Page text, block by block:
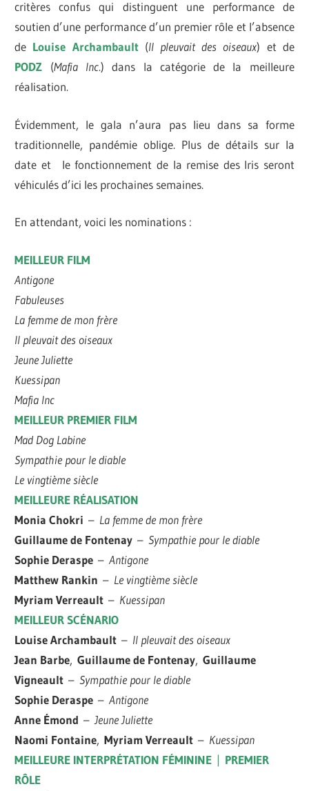
critères confus qui distinguent une performance de
soutien d’une performance d’un premier rôle et l’absence
de Louise Archambault(Il pleuvait des oiseaux) et de
PODZ (Mafia Inc.) dans la catégorie de la meilleure
réalisation.
Évidemment, le gala n’aura pas lieu dans sa forme
traditionnelle, pandémie oblige. Plus de détails sur la
date et le fonctionnement de la remise des Iris seront
véhiculés d’ici les prochaines semaines.
En attendant, voici les nominations :
MEILLEUR FILM
Antigone
Fabuleuses
La femme de mon frère
Il pleuvait des oiseaux
Jeune Juliette
Kuessipan
Mafia Inc
MEILLEUR PREMIER FILM
Mad Dog Labine
Sympathie pour le diable
Le vingtième siècle
MEILLEURE RÉALISATION
Monia Chokri– La femme de mon frère
Guillaume de Fontenay–Sympathie pour le diable
Sophie Deraspe–Antigone
Matthew Rankin– Le vingtième siècle
Myriam Verreault– Kuessipan
MEILLEUR SCÉNARIO
Louise Archambault– Il pleuvait des oiseaux
Jean Barbe, Guillaume de Fontenay, Guillaume
Vigneault–Sympathie pour le diable
Sophie Deraspe–Antigone
Anne Émond– Jeune Juliette
Naomi Fontaine, Myriam Verreault– Kuessipan
MEILLEURE INTERPRÉTATION FÉMININE | PREMIER
RÔLE